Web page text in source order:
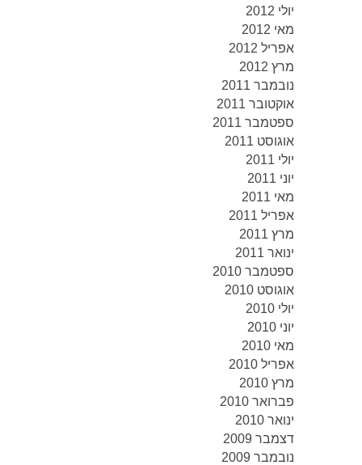
יולי 2012
מאי 2012
אפריל 2012
מרץ 2012
נובמבר 2011
אוקטובר 2011
ספטמבר 2011
אוגוסט 2011
יולי 2011
יוני 2011
מאי 2011
אפריל 2011
מרץ 2011
ינואר 2011
ספטמבר 2010
אוגוסט 2010
יולי 2010
יוני 2010
מאי 2010
אפריל 2010
מרץ 2010
פברואר 2010
ינואר 2010
דצמבר 2009
נובמבר 2009